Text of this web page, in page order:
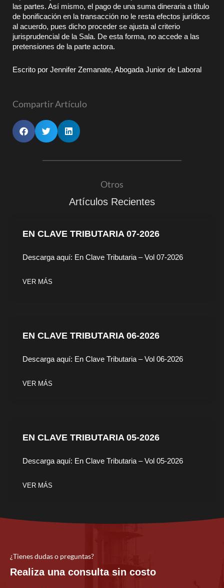
las partes. Así mismo, el pago de una suma dineraria a título
de bonificación en la transacción no le resta efectos jurídicos
al acuerdo, pues dicho proceder se ajusta al criterio
jurisprudencial de la Sala. De esta forma, no accede a las
pretensiones de la parte actora.
Escrito por Jennifer Zemanate, Abogada Junior de Laboral
Compartir Artículo
Otros
Artículos Recientes
EN CLAVE TRIBUTARIA 07-2026
Descarga aquí: En Clave Tributaria – Vol 07-2026
VER MÁS
EN CLAVE TRIBUTARIA 06-2026
Descarga aquí: En Clave Tributaria – Vol 06-2026
VER MÁS
EN CLAVE TRIBUTARIA 05-2026
Descarga aquí: En Clave Tributaria – Vol 05-2026
VER MÁS
¿Tienes dudas o preguntas?
Realiza una consulta sin costo